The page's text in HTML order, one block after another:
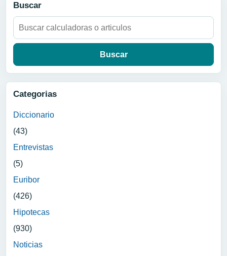
Buscar
Buscar:
Categorias
Diccionario
(43)
Entrevistas
(5)
Euribor
(426)
Hipotecas
(930)
Noticias